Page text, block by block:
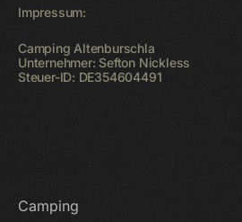
Impressum:
Camping Altenburschla
Unternehmer: Sefton Nickless
Steuer-ID: DE354604491
Camping